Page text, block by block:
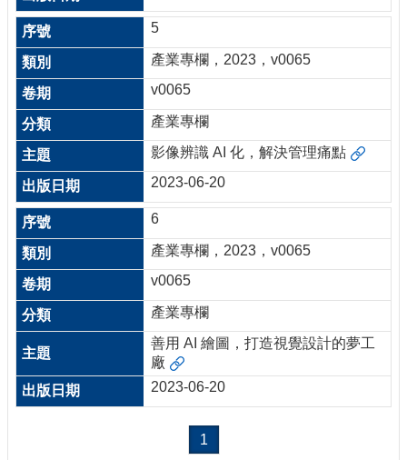
5
產業專欄，2023，v0065
v0065
產業專欄
影像辨識 AI 化，解決管理痛點
2023-06-20
6
產業專欄，2023，v0065
v0065
產業專欄
善用 AI 繪圖，打造視覺設計的夢工
廠
2023-06-20
1